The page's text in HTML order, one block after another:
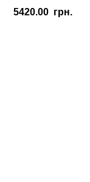
5420.00 грн.